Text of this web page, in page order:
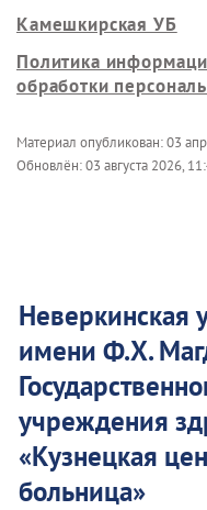
Камешкирская УБ
Политика
обработки
Материал опубликован:03
Обновлён:03 августа 2026,
Неверкинская
имени Ф.Х.
учреждения
«Кузнецкая
больница»